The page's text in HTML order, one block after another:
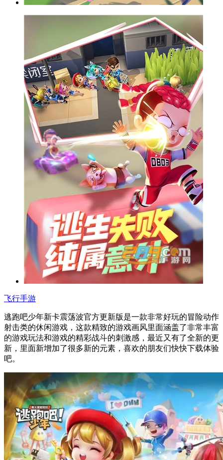
飞行手游
逃跑吧少年新卡震荡波官方更新版是一款非常好玩的冒险动作
射击类的休闲游戏，这款精致的游戏画风里面涵盖了非常丰富
的游戏玩法和游戏的精彩战斗的刺激感，最近又有了全新的更
新，里面新增加了很多新的元素，喜欢的朋友们快快下载体验
吧。